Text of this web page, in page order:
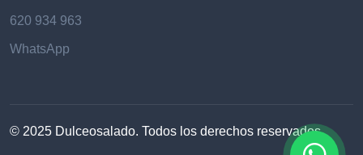
620 934 963
WhatsApp
© 2025 Dulceosalado. Todos los derechos reservados.